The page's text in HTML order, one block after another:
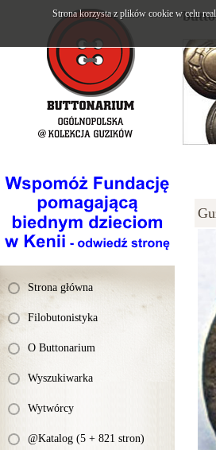
Strona główna
Filobutonistyka
O Buttonarium
Wyszukiwarka
Wytwórcy
@Katalog (5 + 821 stron)
Strona korzysta z plików cookie w celu